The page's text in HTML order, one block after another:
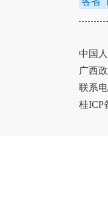
中国
广西
联系
桂ICP